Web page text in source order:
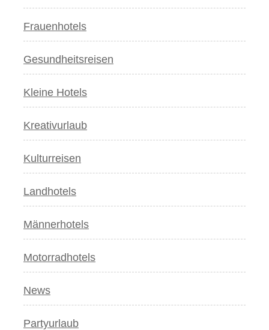
Frauenhotels
Gesundheitsreisen
Kleine Hotels
Kreativurlaub
Kulturreisen
Landhotels
Männerhotels
Motorradhotels
News
Partyurlaub